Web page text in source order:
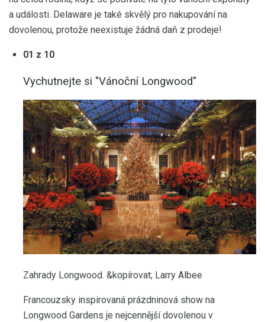
a události. Delaware je také skvělý pro nakupování na
dovolenou, protože neexistuje žádná daň z prodeje!
01 z 10
Vychutnejte si "Vánoční Longwood"
Zahrady Longwood. &kopírovat; Larry Albee
Francouzsky inspirovaná prázdninová show na
Longwood Gardens je nejcennější dovolenou v